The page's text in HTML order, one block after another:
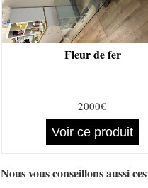
Fleur de fer
2000€
Voir ce produit
Nous vous conseillons aussi